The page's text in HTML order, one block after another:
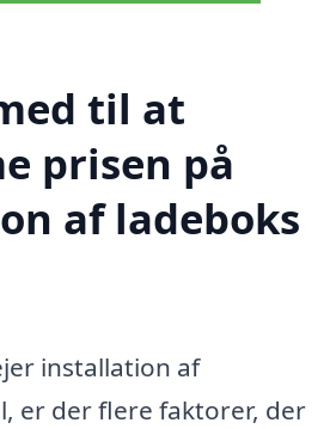
til at
prisen på
af ladeboks
installation af
er der flere faktorer, der